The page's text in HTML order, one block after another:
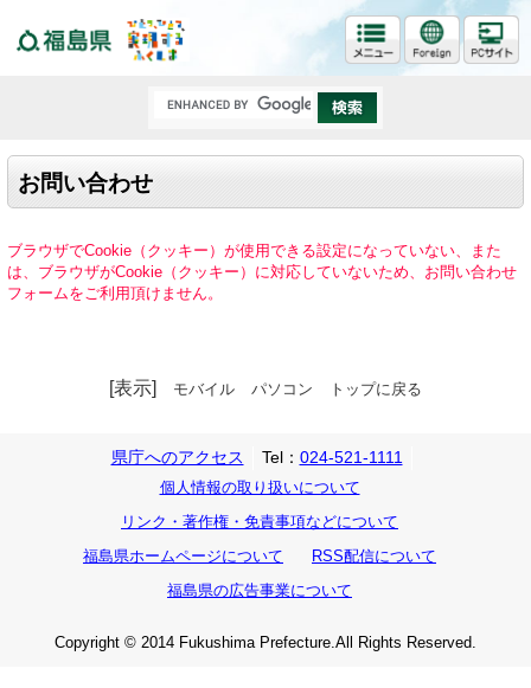
お問い合わせ
ブラウザでCookie（クッキー）が使用できる設定になっていない、また
は、ブラウザがCookie（クッキー）に対応していないため、お問い合わせ
フォームをご利用頂けません。
[表示] モバイル パソコン トップに戻る
県庁へのアクセス Tel： 024-521-1111
個人情報の取り扱いについて
リンク・著作権・免責事項などについて
福島県ホームページについて
RSS配信について
福島県の広告事業について
Copyright © 2014 Fukushima Prefecture.All Rights Reserved.